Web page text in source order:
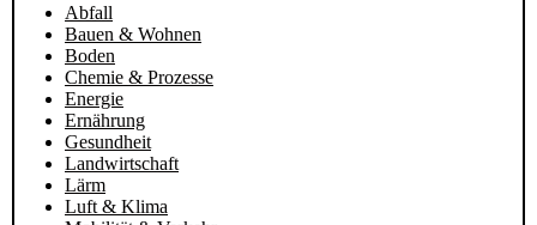
Abfall
Bauen & Wohnen
Boden
Chemie & Prozesse
Energie
Ernährung
Gesundheit
Landwirtschaft
Lärm
Luft & Klima